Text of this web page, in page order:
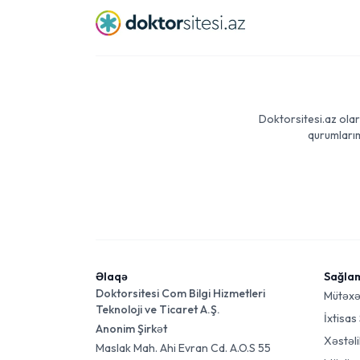
Doktorsitesi.az
Əlaqə
Doktorsitesi Com Bilgi Hizmetleri
Teknoloji ve Ticaret A.Ş.
Anonim Şirkət
Maslak Mah. Ahi Evran Cd. A.O.S 55
İxtisas